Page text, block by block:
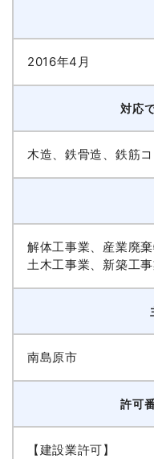
2016年4月
対応
木造、鉄骨造、鉄筋
解体工事業、産業廃
土木工事業、新築工
南島原市
許可
【建設業許可】